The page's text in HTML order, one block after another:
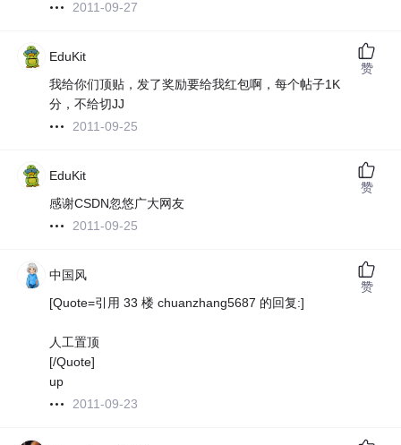
2011-09-27
EduKit
我给你们顶贴，发了奖励要给我红包啊，每个帖子1K
分，不给切JJ
2011-09-25
赞
EduKit
感谢CSDN忽悠广大网友
2011-09-25
赞
中国风
[Quote=引用 33 楼 chuanzhang5687 的回复:]
人工置顶
[/Quote]
up
2011-09-23
赞